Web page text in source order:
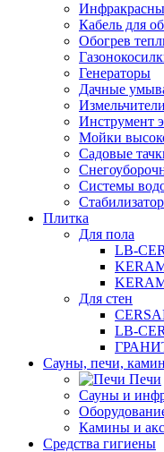
Кабель для
Обогрев
Генераторы
Дачные
Измельчители
Инструмент
Мойки
Садовые
Системы
Плитка
Для пола
LB-
Для стен
LB-
Сауны, печи,
Печи
Сауны и
Камины и
Средства гигиены